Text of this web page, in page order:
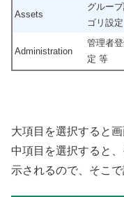
Assets
グルー
ゴリ設定
Administration
管理者
定 等
大項目を選択すると
中項目を選択すると
示されるので、そこ